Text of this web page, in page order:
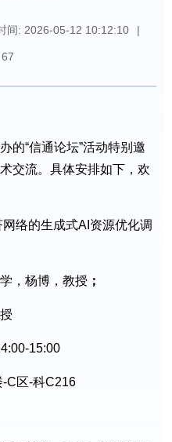
间: 2026-05-12 10:12:10 |
67
的“信通论坛”活动特别邀
交流。具体安排如下，欢
络的生成式AI资源优化调
，杨博，教授 ；
15:00
-C区-科C216